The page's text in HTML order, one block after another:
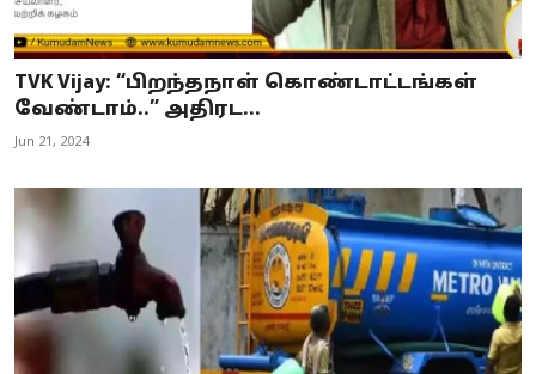
TVK Vijay: “பிறந்தநாள் கொண்டாட்டங்கள்
வேண்டாம்..” அதிரட...
Jun 21, 2024